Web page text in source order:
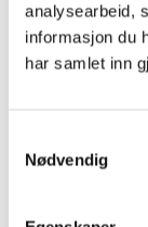
analysearbeid,
informasjon du
har samlet inn
Nødvendig
+
−